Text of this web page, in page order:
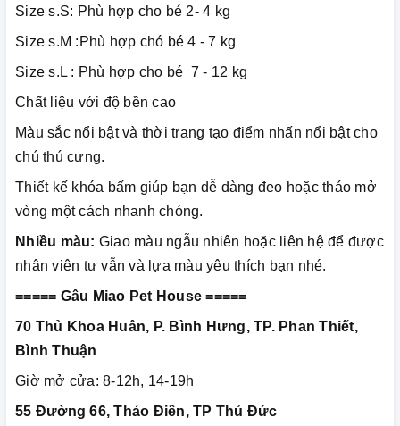
Size s.S: Phù hợp cho bé 2- 4 kg
Size s.M :Phù hợp chó bé 4 - 7 kg
Size s.L : Phù hợp cho bé 7 - 12 kg
Chất liệu với độ bền cao
Màu sắc nổi bật và thời trang tạo điểm nhấn nổi bật cho
chú thú cưng.
Thiết kế khóa bấm giúp bạn dễ dàng đeo hoặc tháo mở
vòng một cách nhanh chóng.
Nhiều màu: Giao màu ngẫu nhiên hoặc liên hệ để được
nhân viên tư vẫn và lựa màu yêu thích bạn nhé.
===== Gâu Miao Pet House =====
70 Thủ Khoa Huân, P. Bình Hưng, TP. Phan Thiết,
Bình Thuận
Giờ mở cửa: 8-12h, 14-19h
55 Đường 66, Thảo Điền, TP Thủ Đức